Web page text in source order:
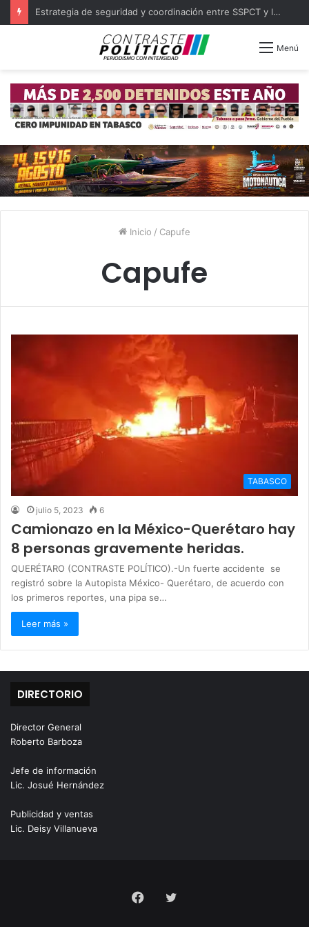
Estrategia de seguridad y coordinación entre SSPCT y las 16 policías municipales de Tabasco
Menú
Inicio / Capufe
Capufe
TABASCO
julio 5, 2023 6
Camionazo en la México-Querétaro hay
8 personas gravemente heridas.
QUERÉTARO (CONTRASTE POLÍTICO).-Un fuerte accidente se
registró sobre la Autopista México- Querétaro, de acuerdo con
los primeros reportes, una pipa se…
Leer más »
DIRECTORIO
Director General
Roberto Barboza
Jefe de información
Lic. Josué Hernández
Publicidad y ventas
Lic. Deisy Villanueva
FacebookTwitter